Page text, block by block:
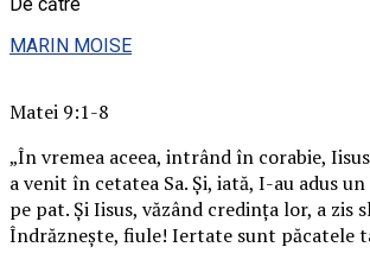
MARIN MOISE
Matei 9:1-8
„În vremea aceea, intrând în corabie,
a venit în cetatea Sa. Și, iată, I-au adus
pe pat. Și Iisus, văzând credința lor, a zis
Îndrăznește, fiule! Iertate sunt păcatele